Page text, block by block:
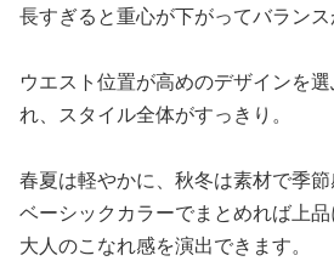
長すぎると重心が下がってバランス
ウエスト位置が高めのデザインを
れ、スタイル全体がすっきり。
春夏は軽やかに、秋冬は素材で季節
ベーシックカラーでまとめれば上
大人のこなれ感を演出できます。